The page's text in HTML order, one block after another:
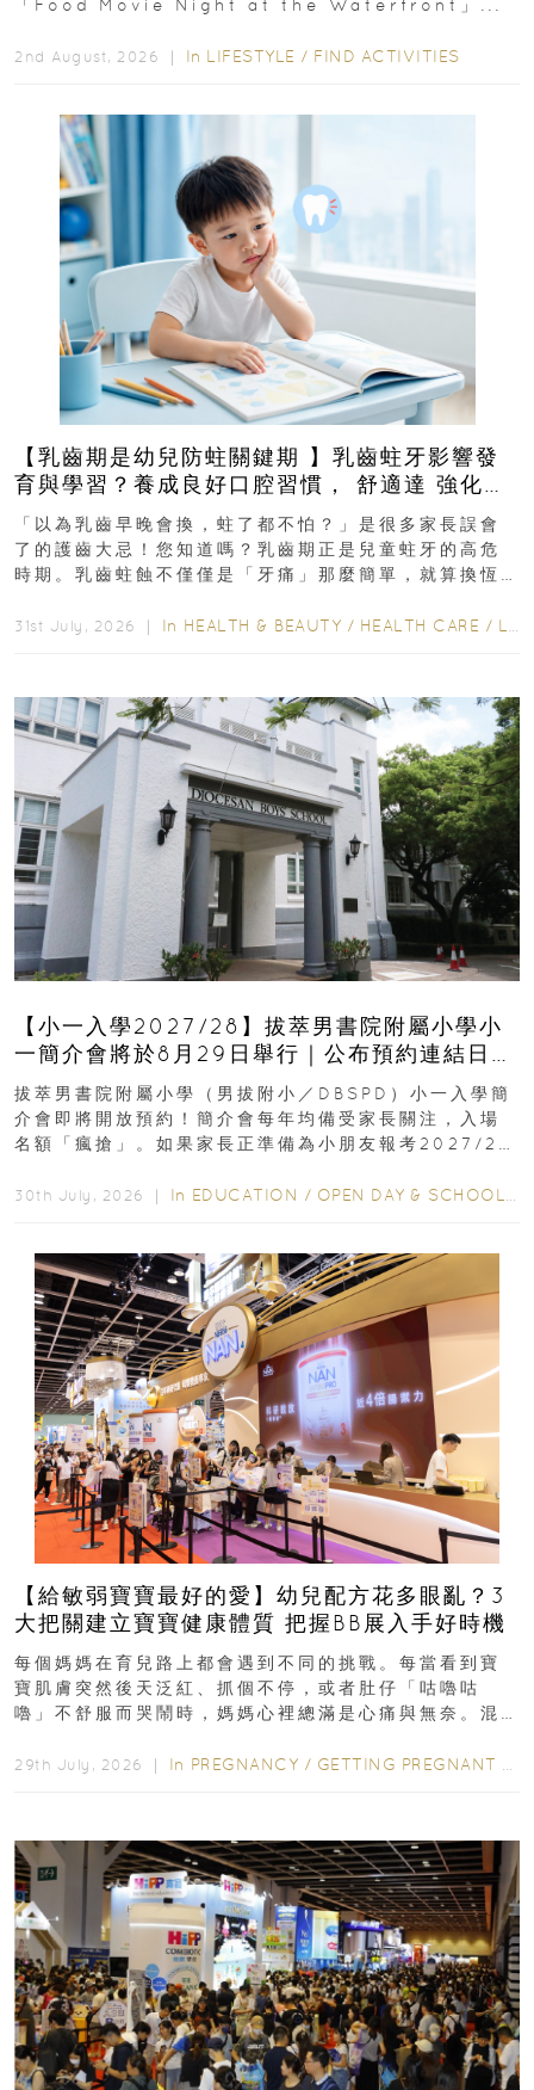
「Food Movie Night at the Waterfront」...
2nd August, 2026 ｜ In LIFESTYLE / FIND ACTIVITIES
【乳齒期是幼兒防蛀關鍵期 】乳齒蛀牙影響發
育與學習？養成良好口腔習慣， 舒適達 強化琺
瑯質 兒童牙膏防護指南
「以為乳齒早晚會換，蛀了都不怕？」是很多家長誤會
了的護齒大忌！您知道嗎？乳齒期正是兒童蛀牙的高危
時期。乳齒蛀蝕不僅僅是「牙痛」那麼簡單，就算換恆
31st July, 2026 ｜ In HEALTH & BEAUTY / HEALTH CARE / LIFESTYLE
【小一入學2027/28】拔萃男書院附屬小學小
一簡介會將於8月29日舉行｜公布預約連結日期
｜更設有網上重溫
拔萃男書院附屬小學（男拔附小／DBSPD）小一入學簡
介會即將開放預約！簡介會每年均備受家長關注，入場
名額「瘋搶」。如果家長正準備為小朋友報考2027/28
30th July, 2026 ｜ In EDUCATION / OPEN DAY & SCHOOL EVENTS
【給敏弱寶寶最好的愛】幼兒配方花多眼亂？3
大把關建立寶寶健康體質 把握BB展入手好時機
每個媽媽在育兒路上都會遇到不同的挑戰。每當看到寶
寶肌膚突然後天泛紅、抓個不停，或者肚仔「咕嚕咕
嚕」不舒服而哭鬧時，媽媽心裡總滿是心痛與無奈。混
29th July, 2026 ｜ In PREGNANCY / GETTING PREGNANT